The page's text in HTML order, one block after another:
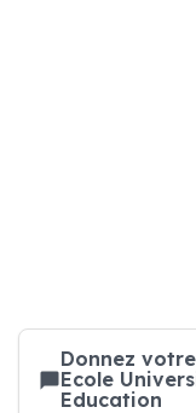
Donnez
Ecole
Education